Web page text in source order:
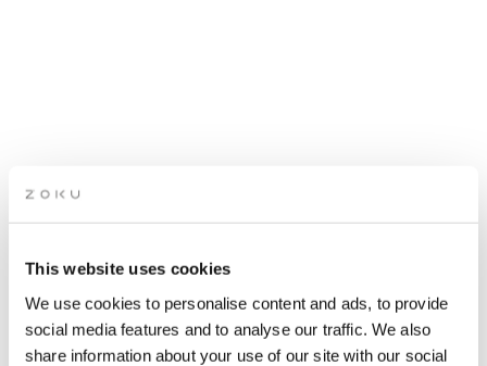
This website uses cookies
We use cookies to personalise content and ads, to provide
social media features and to analyse our traffic. We also
share information about your use of our site with our social
ROOFTOP LIVE MUSIK:
(KASPER HEDEGREEN OG
SHAMPOOBAR BAND)